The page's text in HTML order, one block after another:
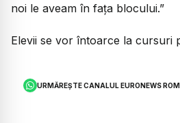
noi le aveam în fața blocului.”
Elevii se vor întoarce la cursuri
URMĂREȘTE CANALUL EURONEWS